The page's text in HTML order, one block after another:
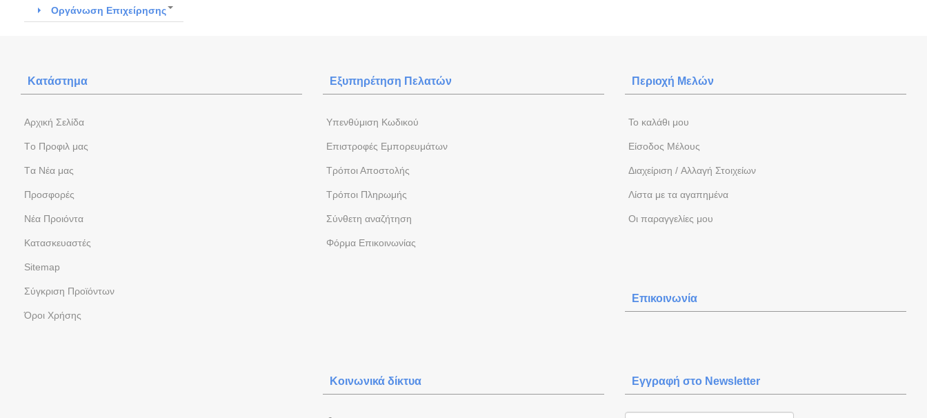
Οργάνωση Επιχείρησης
Κατάστημα
Aρχική Σελίδα
Tο Προφιλ μας
Tα Νέα μας
Προσφορές
Νέα Προιόντα
Kατασκευαστές
Sitemap
Σύγκριση Προϊόντων
Όροι Χρήσης
Εξυπηρέτηση Πελατών
Yπενθύμιση Κωδικού
Επιστροφές Εμπορευμάτων
Τρόποι Αποστολής
Τρόποι Πληρωμής
Σύνθετη αναζήτηση
Φόρμα Eπικοινωνίας
Περιοχή Mελών
To καλάθι μου
Eίσοδος Μέλους
Διαχείριση / Aλλαγή Στοιχείων
Λίστα με τα αγαπημένα
Oι παραγγελίες μου
Επικοινωνία
Κοινωνικά δίκτυα Εγγραφή στο Newsletter